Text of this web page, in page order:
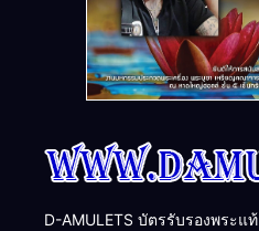
D-AMULETS บัตรรับรองพระแท้